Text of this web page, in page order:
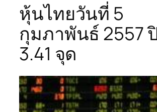
หุ้นไทยวันที่ 5
กุมภาพันธ์ 2557
3.41 จุด